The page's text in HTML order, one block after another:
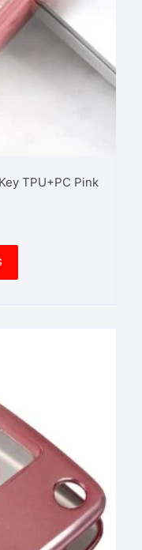
TPU+PC Pink